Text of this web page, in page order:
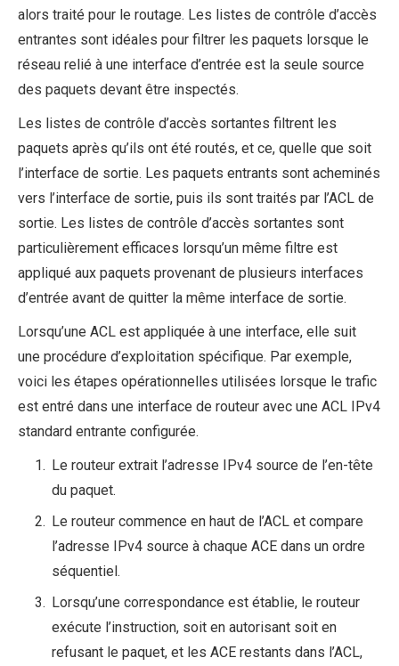
alors traité pour le routage. Les listes de contrôle d’accès
entrantes sont idéales pour filtrer les paquets lorsque le
réseau relié à une interface d’entrée est la seule source
des paquets devant être inspectés.
Les listes de contrôle d’accès sortantes filtrent les
paquets après qu’ils ont été routés, et ce, quelle que soit
l’interface de sortie. Les paquets entrants sont acheminés
vers l’interface de sortie, puis ils sont traités par l’ACL de
sortie. Les listes de contrôle d’accès sortantes sont
particulièrement efficaces lorsqu’un même filtre est
appliqué aux paquets provenant de plusieurs interfaces
d’entrée avant de quitter la même interface de sortie.
Lorsqu’une ACL est appliquée à une interface, elle suit
une procédure d’exploitation spécifique. Par exemple,
voici les étapes opérationnelles utilisées lorsque le trafic
est entré dans une interface de routeur avec une ACL IPv4
standard entrante configurée.
Le routeur extrait l’adresse IPv4 source de l’en-tête
du paquet.
Le routeur commence en haut de l’ACL et compare
l’adresse IPv4 source à chaque ACE dans un ordre
séquentiel.
Lorsqu’une correspondance est établie, le routeur
exécute l’instruction, soit en autorisant soit en
refusant le paquet, et les ACE restants dans l’ACL,